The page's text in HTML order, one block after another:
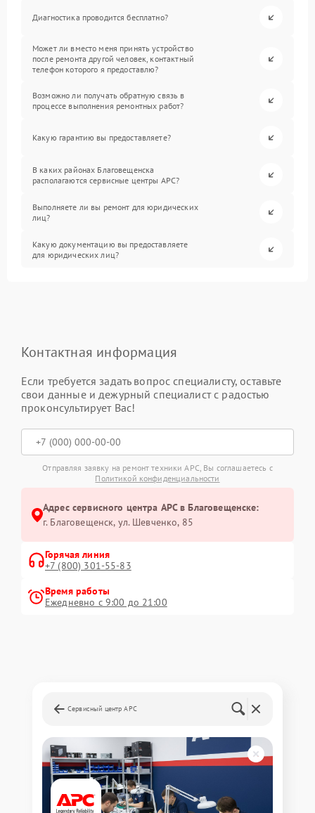
Диагностика проводится бесплатно?
Может ли вместо меня принять устройство
после ремонта другой человек, контактный
телефон которого я предоставлю?
Возможно ли получать обратную связь в
процессе выполнения ремонтных работ?
Какую гарантию вы предоставляете?
В каких районах Благовещенска
располагаются сервисные центры APC?
Выполняете ли вы ремонт для юридических
лиц?
Какую документацию вы предоставляете
для юридических лиц?
Контактная информация
Если требуется задать вопрос специалисту, оставьте
свои данные и дежурный специалист с радостью
проконсультирует Вас!
Отправляя заявку на ремонт техники APC, Вы соглашаетесь с
Политикой конфиденциальности
Адрес сервисного центра APC в Благовещенске:
г. Благовещенск, ул. Шевченко, 85
Горячая линия
+7 (800) 301-55-83
Время работы
Ежедневно с 9:00 до 21:00
Сервисный центр APC